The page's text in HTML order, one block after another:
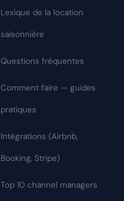
Lexique de la location
saisonnière
Questions fréquentes
Comment faire — guides
pratiques
Intégrations (Airbnb,
Booking, Stripe)
Top 10 channel managers